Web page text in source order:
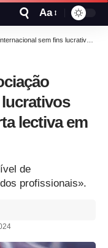
Aa
ISC2 para reforçar oferta lectiva em cibersegurança
lectiva em
de
profissionais».